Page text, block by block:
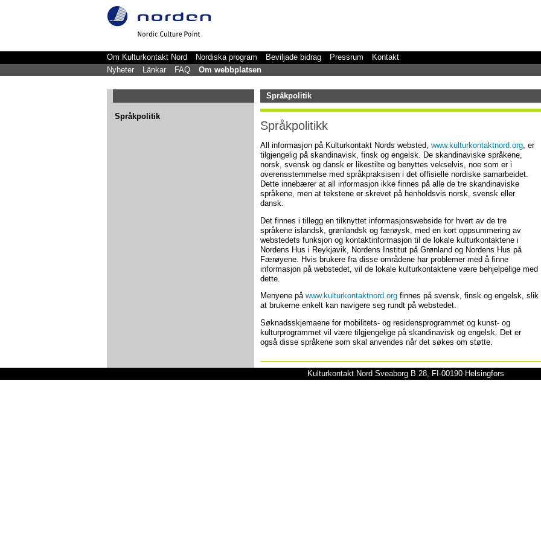
Om Kulturkontakt Nord Nordiska program Beviljade bidrag Pressrum
Kontakt
Nyheter
Länkar FAQ Om webbplatsen
Språkpolitik
Språkpolitik
Språkpolitikk
All informasjon på Kulturkontakt Nords websted, www.kulturkontaktnord.org , er
tilgjengelig på skandinavisk, finsk og engelsk. De skandinaviske språkene,
norsk, svensk og dansk er likestilte og benyttes vekselvis, noe som er i
overensstemmelse med språkpraksisen i det offisielle nordiske samarbeidet.
Dette innebærer at all informasjon ikke finnes på alle de tre skandinaviske
språkene, men at tekstene er skrevet på henholdsvis norsk, svensk eller
dansk.
Det finnes i tillegg en tilknyttet informasjonswebside for hvert av de tre
språkene islandsk, grønlandsk og færøysk, med en kort oppsummering av
webstedets funksjon og kontaktinformasjon til de lokale kulturkontaktene i
Nordens Hus i Reykjavik, Nordens Institut på Grønland og Nordens Hus på
Færøyene. Hvis brukere fra disse områdene har problemer med å finne
informasjon på webstedet, vil de lokale kulturkontaktene være behjelpelige med
dette.
Menyene på www.kulturkontaktnord.org finnes på svensk, finsk og engelsk, slik
at brukerne enkelt kan navigere seg rundt på webstedet.
Søknadsskjemaene for mobilitets- og residensprogrammet og kunst- og
kulturprogrammet vil være tilgjengelige på skandinavisk og engelsk. Det er
også disse språkene som skal anvendes når det søkes om støtte.
Kulturkontakt Nord Sveaborg B 28, FI-00190 Helsingfors